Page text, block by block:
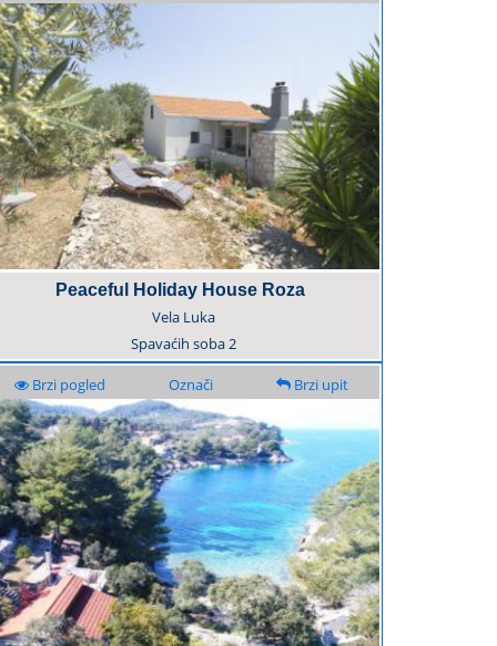
Peaceful Holiday House Roza
Vela Luka
Spavaćih soba2
Brzi pogled Označi Brzi upit